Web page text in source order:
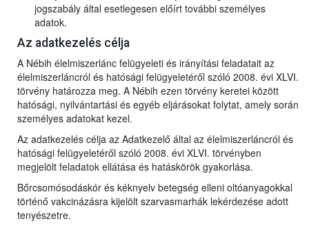
jogszabály által esetlegesen előírt további személyes
adatok.
Az adatkezelés célja
A Nébih élelmiszerlánc felügyeleti és irányítási feladatait az
élelmiszerláncról és hatósági felügyeletéről szóló 2008. évi XLVI.
törvény határozza meg. A Nébih ezen törvény keretei között
hatósági, nyilvántartási és egyéb eljárásokat folytat, amely során
személyes adatokat kezel.
Az adatkezelés célja az Adatkezelő által az élelmiszerláncról és
hatósági felügyeletéről szóló 2008. évi XLVI. törvényben
megjelölt feladatok ellátása és hatáskörök gyakorlása.
Bőrcsomósodáskór és kéknyelv betegség elleni oltóanyagokkal
történő vakcinázásra kijelölt szarvasmarhák lekérdezése adott
tenyészetre.